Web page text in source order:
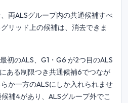
両ALSグループ内の共通候補すべ
リッド上の候補は、消去できま
初のALS、G1・G6 が2つ目のALS
ある制限つき共通候補6でつなが
か一方のALSにしか入れられませ
補4があり、ALSグループ外でこ